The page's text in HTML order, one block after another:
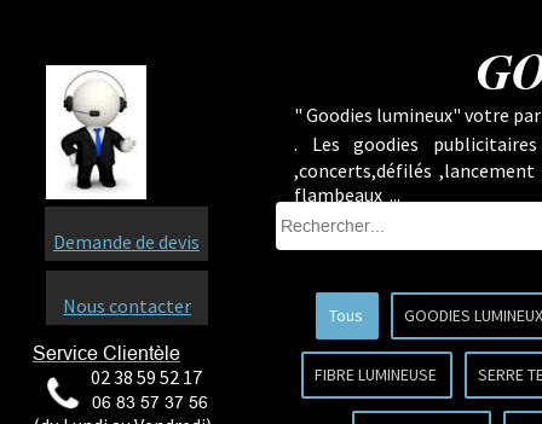
Service Clientèle
02 38 59 52 17
06 83 57 37 56
Demande de devis
Nous contacter
" Goodies lumineux" votre
. Les goodies
,concerts,défilés
flambeaux ...
Tous GOODIES
FIBRE LUMINEUSE SERRE